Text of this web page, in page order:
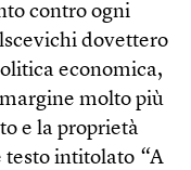
contro ogni
dovettero
economica,
molto più
e la proprietà
testo intitolato “A